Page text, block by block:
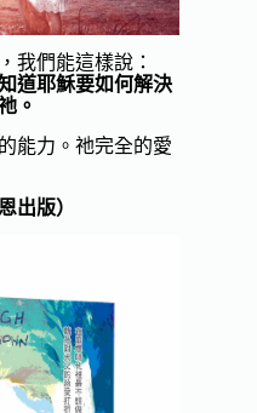
我們能這樣說：
道耶穌要如何解決
。
能力。祂完全的愛
出版）